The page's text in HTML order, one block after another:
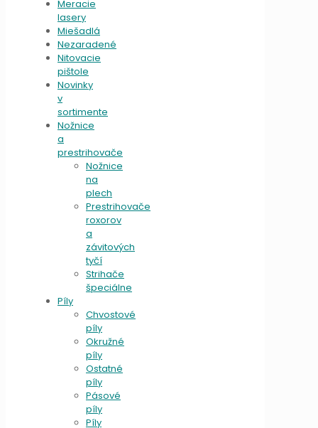
Meracie
lasery
Miešadlá
Nezaradené
Nitovacie
pištole
Novinky
v
sortimente
Nožnice
a
prestrihovače
Nožnice
na
plech
Prestrihovače
roxorov
a
závitových
tyčí
Strihače
špeciálne
Píly
Chvostové
píly
Okružné
píly
Ostatné
píly
Pásové
píly
Píly